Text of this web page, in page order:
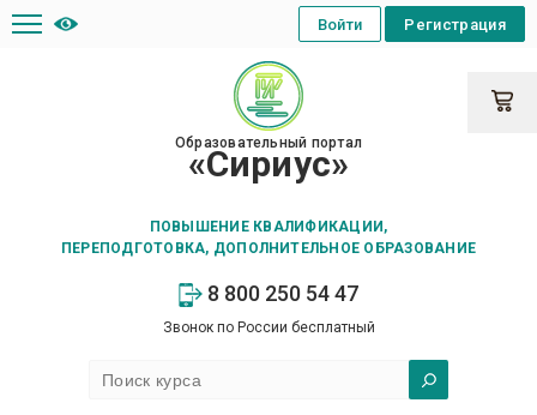
Образовательный портал
«Сириус»
ПОВЫШЕНИЕ КВАЛИФИКАЦИИ,
ПЕРЕПОДГОТОВКА, ДОПОЛНИТЕЛЬНОЕ ОБРАЗОВАНИЕ
8 800 250 54 47
Звонок по России бесплатный
Регистрация
Войти